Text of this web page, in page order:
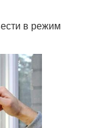
в режим